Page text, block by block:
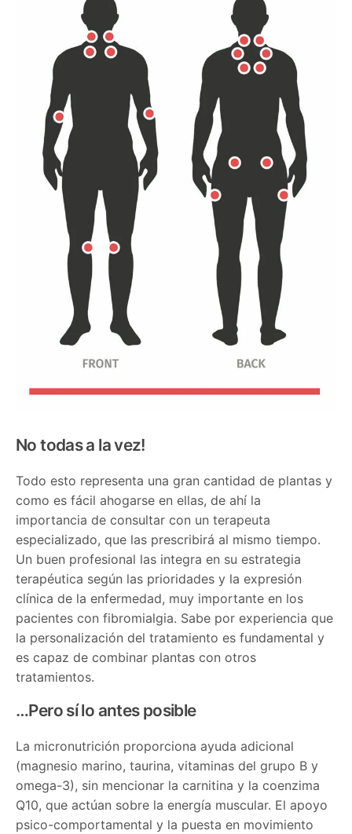
No todas a la vez!
Todo esto representa una gran cantidad de plantas y
como es fácil ahogarse en ellas, de ahí la
importancia de consultar con un terapeuta
especializado, que las prescribirá al mismo tiempo.
Un buen profesional las integra en su estrategia
terapéutica según las prioridades y la expresión
clínica de la enfermedad, muy importante en los
pacientes con fibromialgia. Sabe por experiencia que
la personalización del tratamiento es fundamental y
es capaz de combinar plantas con otros
tratamientos.
…Pero sí lo antes posible
La micronutrición proporciona ayuda adicional
(magnesio marino, taurina, vitaminas del grupo B y
omega-3), sin mencionar la carnitina y la coenzima
Q10, que actúan sobre la energía muscular. El apoyo
psico-comportamental y la puesta en movimiento